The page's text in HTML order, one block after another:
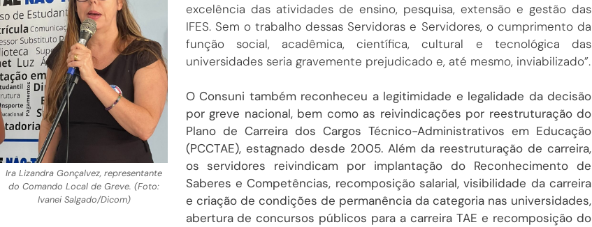
Ira Lizandra Gonçalvez, representante
do Comando Local de Greve. (Foto:
Ivanei Salgado/Dicom)
excelência das atividades de ensino, pesquisa, extensão e gestão das
IFES. Sem o trabalho dessas Servidoras e Servidores, o cumprimento da
função social, acadêmica, científica, cultural e tecnológica das
universidades seria gravemente prejudicado e, até mesmo, inviabilizado”.
O Consuni também reconheceu a legitimidade e legalidade da decisão
por greve nacional, bem como as reivindicações por reestruturação do
Plano de Carreira dos Cargos Técnico-Administrativos em Educação
(PCCTAE), estagnado desde 2005. Além da reestruturação de carreira,
os servidores reivindicam por implantação do Reconhecimento de
Saberes e Competências, recomposição salarial, visibilidade da carreira
e criação de condições de permanência da categoria nas universidades,
abertura de concursos públicos para a carreira TAE e recomposição do